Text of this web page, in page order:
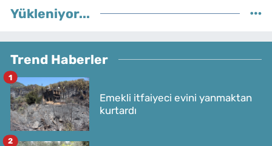
Yükleniyor...
Trend Haberler
Emekli itfaiyeci evini yanmaktan
kurtardı
1
2